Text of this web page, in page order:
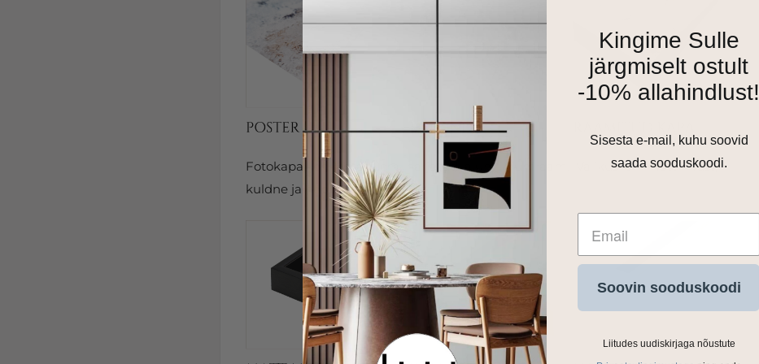
Fotokapal on kitsas 1cm harjatud alumiiniumraam. Valikus on matt must,
kuldne ja hõbedane toon.
Kingime Sulle
järgmiselt ostult
-10% allahindlust!
Sisesta e-mail, kuhu soovid
saada sooduskoodi.
Soovin sooduskoodi
Liitudes uudiskirjaga nõustute